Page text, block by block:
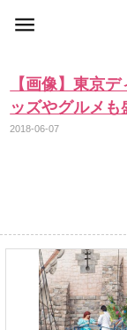
【画像】東京
ッズやグルメ
2018-06-07